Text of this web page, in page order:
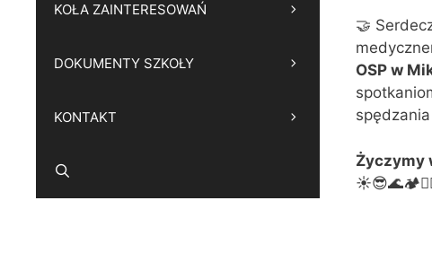
🤝
OSP w
Życzymy
KOŁA ZAINTERESOWAŃ
DOKUMENTY SZKOŁY
KONTAKT